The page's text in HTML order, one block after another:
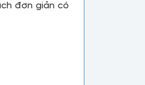
đơn giản có